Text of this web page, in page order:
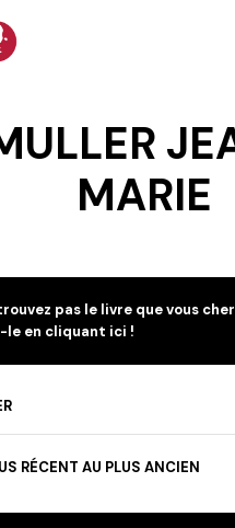
MARIE
pas le livre que vous
le en cliquant ici !